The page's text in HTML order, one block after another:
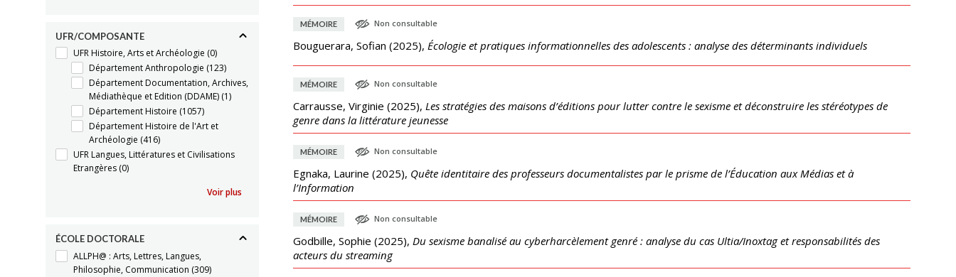
UFR/COMPOSANTE
UFR Histoire, Arts et Archéologie (0)
Département Anthropologie (123)
Département Documentation, Archives,
Médiathèque et Edition (DDAME) (1)
Département Histoire (1057)
Département Histoire de l'Art et
Archéologie (416)
UFR Langues, Littératures et Civilisations
Etrangères (0)
Voir plus
ÉCOLE DOCTORALE
ALLPH@ : Arts, Lettres, Langues,
Philosophie, Communication (309)
MÉMOIRE Non consultable
Bouguerara, Sofian (2025), Écologie et pratiques informationnelles des adolescents : analyse des déterminants individuels
MÉMOIRE Non consultable
Carrausse, Virginie (2025), Les stratégies des maisons d’éditions pour lutter contre le sexisme et déconstruire les stéréotypes de
genre dans la littérature jeunesse
MÉMOIRE Non consultable
Egnaka, Laurine (2025), Quête identitaire des professeurs documentalistes par le prisme de l’Éducation aux Médias et à
l’Information
MÉMOIRE Non consultable
Godbille, Sophie (2025), Du sexisme banalisé au cyberharcèlement genré : analyse du cas Ultia/Inoxtag et responsabilités des
acteurs du streaming